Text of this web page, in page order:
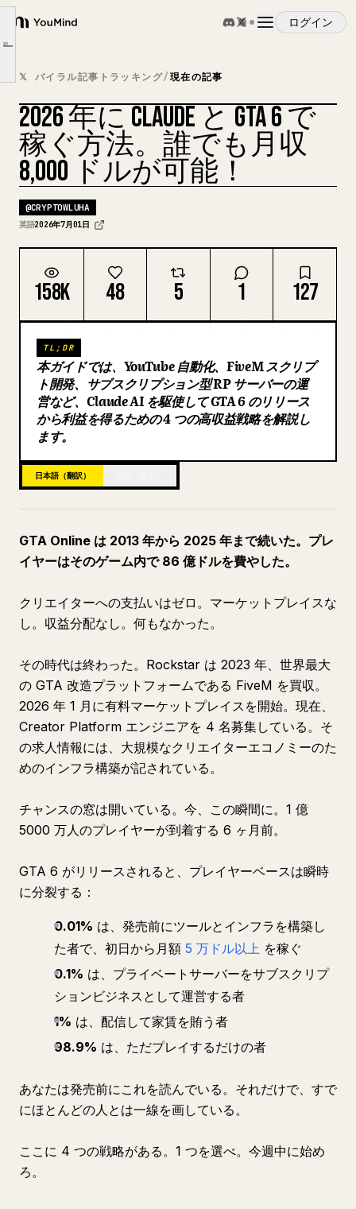
YouMind
ログイン
概要
ユースケース
スキル
プロンプト
ダウンロード
ブログ
更新情報
実際に必要なもの
𝕏 バイラル記事トラッキング/現在の記事
カバーをリミックス
2026 年に CLAUDE と GTA 6 で
稼ぐ方法。誰でも月収
8,000 ドルが可能！
@CRYPTOWLUHA
英語2026年7月01日
158K 48 5 1 127
TL;DR
本ガイドでは、YouTube 自動化、FiveM スクリプ
ト開発、サブスクリプション型 RP サーバーの運
営など、Claude AI を駆使して GTA 6 のリリース
から利益を得るための 4 つの高収益戦略を解説し
ます。
日本語（翻訳）
GTA Online は 2013 年から 2025 年まで続いた。プレ
イヤーはそのゲーム内で 86 億ドルを費やした。
クリエイターへの支払いはゼロ。マーケットプレイスな
し。収益分配なし。何もなかった。
その時代は終わった。Rockstar は 2023 年、世界最大
の GTA 改造プラットフォームである FiveM を買収。
2026 年 1 月に有料マーケットプレイスを開始。現在、
Creator Platform エンジニアを 4 名募集している。そ
の求人情報には、大規模なクリエイターエコノミーのた
めのインフラ構築が記されている。
チャンスの窓は開いている。今、この瞬間に。1 億
5000 万人のプレイヤーが到着する 6 ヶ月前。
GTA 6 がリリースされると、プレイヤーベースは瞬時
に分裂する：
0.01% は、発売前にツールとインフラを構築し
た者で、初日から月額 5 万ドル以上 を稼ぐ
0.1% は、プライベートサーバーをサブスクリプ
ションビジネスとして運営する者
1% は、配信して家賃を賄う者
98.9% は、ただプレイするだけの者
あなたは発売前にこれを読んでいる。それだけで、すで
にほとんどの人とは一線を画している。
ここに 4 つの戦略がある。1 つを選べ。今週中に始め
ろ。